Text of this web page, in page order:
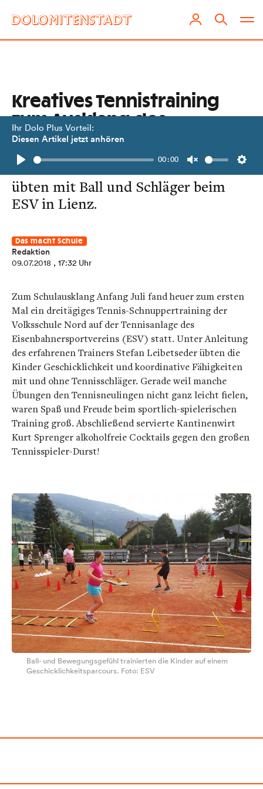
Ihr Dolo Plus Vorteil:
Diesen Artikel jetzt anhören
Play
00:00
Unmute
Kreatives Tennistraining
zum Ausklang des
Schuljahres
Die Kinder der Volksschule Nord
übten mit Ball und Schläger beim
ESV in Lienz.
Das macht Schule
Redaktion
09.07.2018 , 17:32 Uhr
Zum Schulausklang Anfang Juli fand heuer zum ersten
Mal ein dreitägiges Tennis-Schnuppertraining der
Volksschule Nord auf der Tennisanlage des
Eisenbahnersportvereins (ESV) statt. Unter Anleitung
des erfahrenen Trainers Stefan Leibetseder übten die
Kinder Geschicklichkeit und koordinative Fähigkeiten
mit und ohne Tennisschläger. Gerade weil manche
Übungen den Tennisneulingen nicht ganz leicht fielen,
waren Spaß und Freude beim sportlich-spielerischen
Training groß. Abschließend servierte Kantinenwirt
Kurt Sprenger alkoholfreie Cocktails gegen den großen
Tennisspieler-Durst!
Ball- und Bewegungsgefühl trainierten die Kinder auf einem
Geschicklichkeitsparcours. Foto: ESV